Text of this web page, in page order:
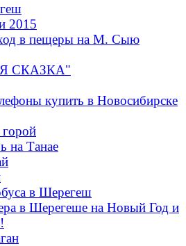
2015
в пещеры на М. Сыю
СКАЗКА"
купить в Новосибирске
горой
на Танае
в Шерегеш
в Шерегеше на Новый Год и